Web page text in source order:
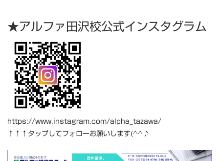
★アルファ田沢校公式インスタグラム
https://www.instagram.com/alpha_tazawa/
↑↑↑タップしてフォローお願いします(^^♪